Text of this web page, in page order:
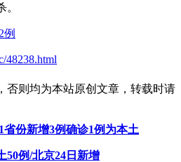
例
48238.html
否则均为本站原创文章，转载时请
省份新增3例确诊1例为本土
50例/北京24日新增